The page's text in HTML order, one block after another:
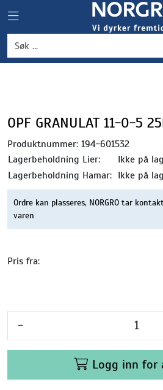
Toggle navigation
OPF GRANULAT 11-0-5
Produktnummer: 194-601532
Lagerbeholdning Lier:
Ikke på
Lagerbeholdning Hamar: Ikke på
Ordre kan plasseres, NORGRO tar
varen
Pris fra:
-
Logg inn for
Grønnsaker
Frukt og bær
Driftsmidler